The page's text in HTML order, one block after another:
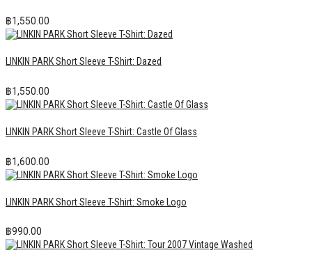
฿1,550.00
LINKIN PARK Short Sleeve T-Shirt: Dazed
฿1,550.00
LINKIN PARK Short Sleeve T-Shirt: Castle Of Glass
฿1,600.00
LINKIN PARK Short Sleeve T-Shirt: Smoke Logo
฿990.00